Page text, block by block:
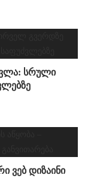
სრული
ვებ დიზაინი